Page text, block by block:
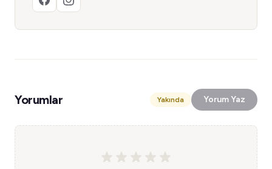
Yorumlar Yakında Yorum Yaz